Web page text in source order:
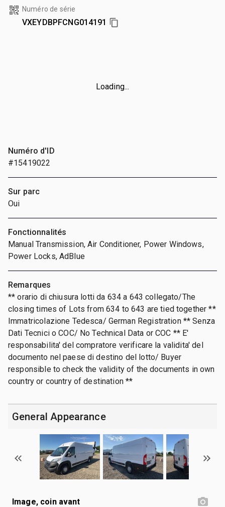
Numéro de série
VXEYDBPFCNG014191
Loading...
Numéro d'ID
#15419022
Sur parc
Oui
Fonctionnalités
Manual Transmission, Air Conditioner, Power Windows,
Power Locks, AdBlue
Remarques
** orario di chiusura lotti da 634 a 643 collegato/The
closing times of Lots from 634 to 643 are tied together **
Immatricolazione Tedesca/ German Registration ** Senza
Dati Tecnici o COC/ No Technical Data or COC ** E'
responsabilita' del compratore verificare la validita' del
documento nel paese di destino del lotto/ Buyer
responsible to check the validity of the documents in own
country or country of destination **
General Appearance
Image, coin avant